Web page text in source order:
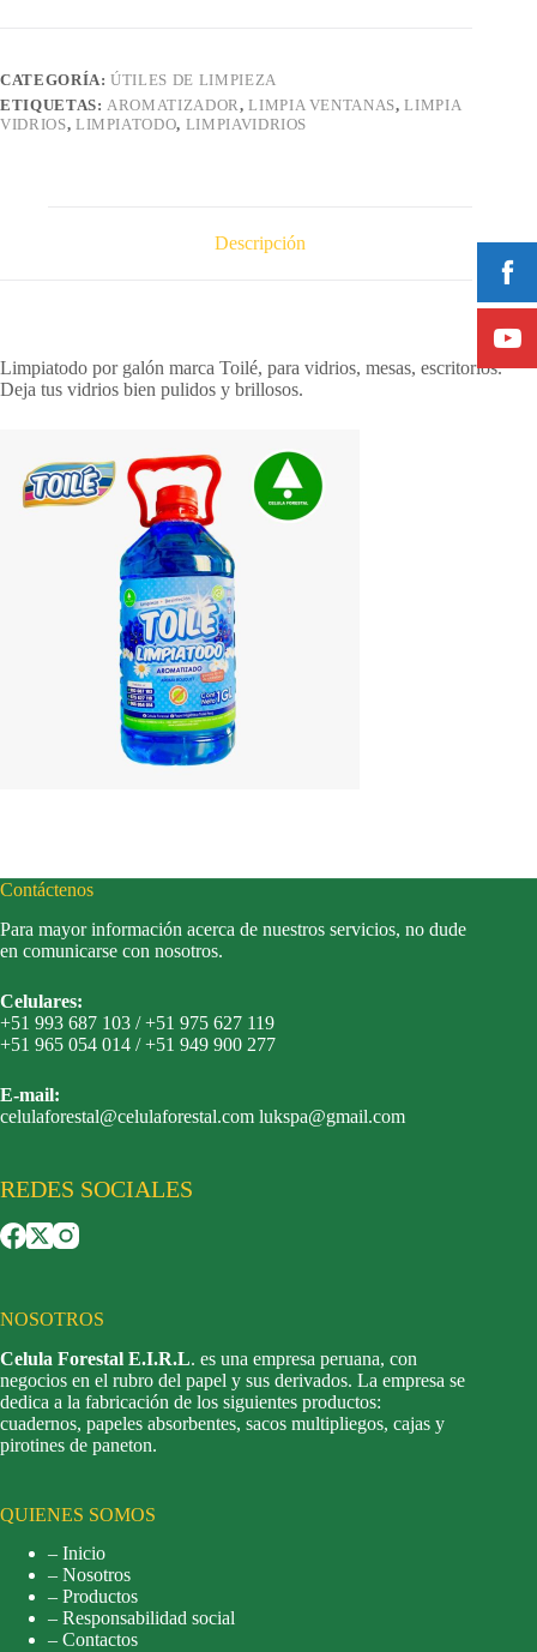
CATEGORÍA:ÚTILES DE LIMPIEZA
ETIQUETAS:AROMATIZADOR,LIMPIA VENTANAS,LIMPIA
VIDRIOS, LIMPIATODO, LIMPIAVIDRIOS
Descripción
Limpiatodo por galón marca Toilé, para vidrios, mesas, escritorios.
Deja tus vidrios bien pulidos y brillosos.
Contáctenos
Para mayor información acerca de nuestros servicios, no dude
en comunicarse con nosotros.
Celulares:
+51 993 687 103 / +51 975 627 119
+51 965 054 014 / +51 949 900 277
E-mail:
celulaforestal@celulaforestal.com lukspa@gmail.com
REDES SOCIALES
NOSOTROS
Celula Forestal E.I.R.L. es una empresa peruana, con
negocios en el rubro del papel y sus derivados. La empresa se
dedica a la fabricación de los siguientes productos:
cuadernos, papeles absorbentes, sacos multipliegos, cajas y
pirotines de paneton.
QUIENES SOMOS
– Inicio
– Nosotros
– Productos
– Responsabilidad social
– Contactos